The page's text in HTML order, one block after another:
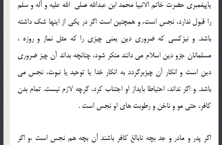
یاپیغمبری حضرت خاتم الانبیا محمد ابن عبدالله صلی الله علیه و آله و سلم
را قبول ندارد، نجس است، و همچنین است اگر در یکی از اینها شک داشته
باشد. و نیزکسی که ضروری دین یعنی چیزی را که مثل نماز و روزه ،
مسلمانان جزو دین اسلام می دانند منکر شود، چنانچه بداند آن چیز ضروری
دین است و انکار آن چیزبرگردد به انکار خدا یا توحید یا نبوت، نجس می
باشد. و اگر نداند، احتیاطا بایداز او اجتناب کرد، گرچه لازم نیست. تمام بدن
کافر، حتی مو و ناخن و رطوبت های او نجس است .
اگر پدر و مادر و جد بچه نابالغ کافر باشند آن بچه هم نجس است ،و اگر